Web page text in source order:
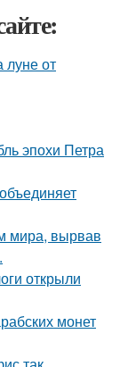
луне от
эпохи Петра
мира, вырвав
открыли
монет